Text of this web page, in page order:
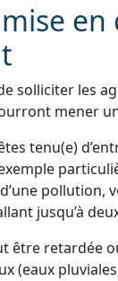
solliciter les
mener
tenu(e)
pollution,
jusqu’à
être retardée
(eaux